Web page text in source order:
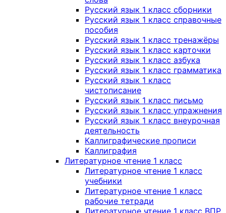
Русский язык 1 класс сборники
Русский язык 1 класс справочные
пособия
Русский язык 1 класс тренажёры
Русский язык 1 класс карточки
Русский язык 1 класс азбука
Русский язык 1 класс грамматика
Русский язык 1 класс
чистописание
Русский язык 1 класс письмо
Русский язык 1 класс упражнения
Русский язык 1 класс внеурочная
деятельность
Каллиграфические прописи
Каллиграфия
Литературное чтение 1 класс
Литературное чтение 1 класс
учебники
Литературное чтение 1 класс
рабочие тетради
Литературное чтение 1 класс ВПР